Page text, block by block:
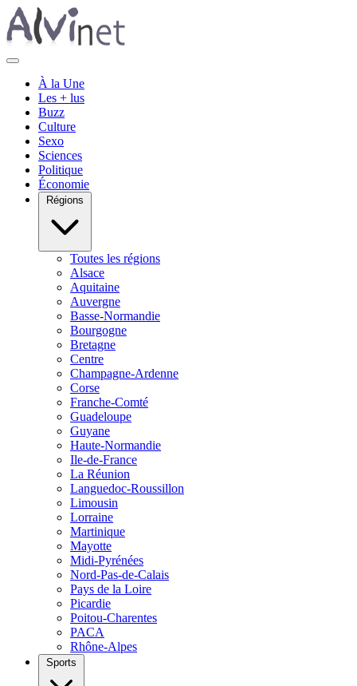
À la Une
Les + lus
Buzz
Culture
Sexo
Sciences
Politique
Économie
Régions
Toutes les régions
Alsace
Aquitaine
Auvergne
Basse-Normandie
Bourgogne
Bretagne
Centre
Champagne-Ardenne
Corse
Franche-Comté
Guadeloupe
Guyane
Haute-Normandie
Ile-de-France
La Réunion
Languedoc-Roussillon
Limousin
Lorraine
Martinique
Mayotte
Midi-Pyrénées
Nord-Pas-de-Calais
Pays de la Loire
Picardie
Poitou-Charentes
PACA
Rhône-Alpes
Sports